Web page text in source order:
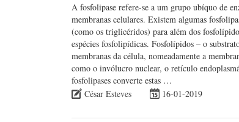
A fosfolipase refere-se a um grupo ubíquo de
membranas celulares. Existem algumas
(como os triglicéridos) para além dos
espécies fosfolipídicas. Fosfolípidos – o
membranas da célula, nomeadamente a
como o invólucro nuclear, o retículo
fosfolipases converte estas …
César Esteves
16-01-2019